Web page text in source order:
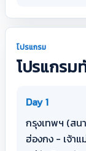
โปรแกรม
โปรแกรม
Day 1
กรุงเทพฯ (ส
ฮ่องกง - เจ้า